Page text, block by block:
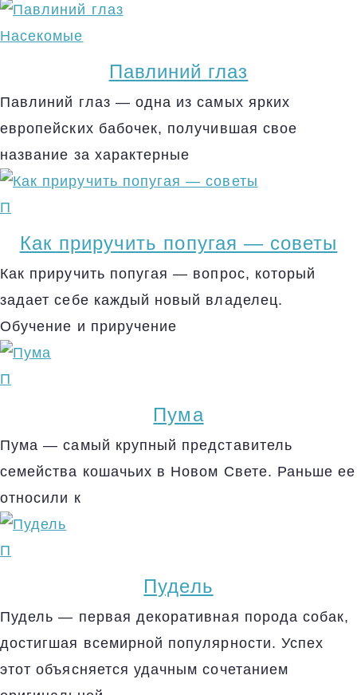
Насекомые
Павлиний глаз
Павлиний глаз — одна из самых ярких
европейских бабочек, получившая свое
название за характерные
П
Как приручить попугая — советы
Как приручить попугая — вопрос, который
задает себе каждый новый владелец.
Обучение и приручение
П
Пума
Пума — самый крупный представитель
семейства кошачьих в Новом Свете. Раньше ее
относили к
П
Пудель
Пудель — первая декоративная порода собак,
достигшая всемирной популярности. Успех
этот объясняется удачным сочетанием